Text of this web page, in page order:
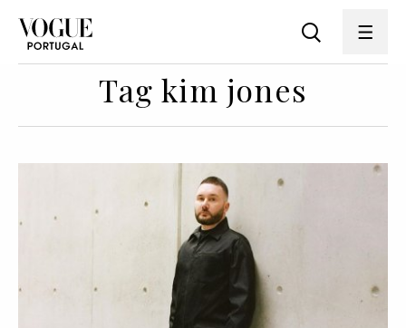
Tag kim jones